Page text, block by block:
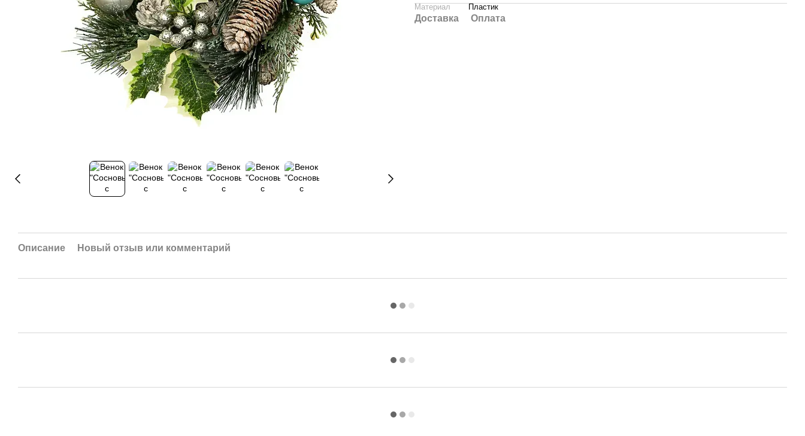
Материал
Пластик
Доставка Оплата
Описание Новый отзыв или комментарий